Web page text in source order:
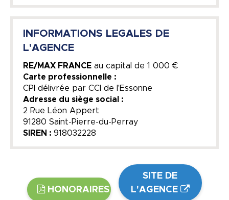
INFORMATIONS LEGALES DE
L'AGENCE
RE/MAX FRANCE au capital de 1 000 €
Carte professionnelle :
CPI délivrée par CCI de l'Essonne
Adresse du siège social :
2 Rue Léon Appert
91280 Saint-Pierre-du-Perray
SIREN : 918032228
HONORAIRES
SITE DE
L'AGENCE